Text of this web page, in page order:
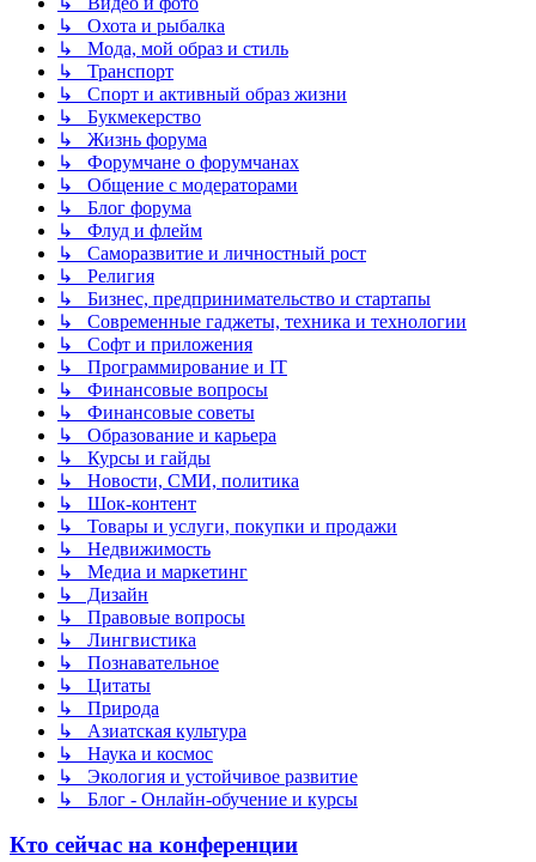
↳ Охота и рыбалка
↳ Мода, мой образ и стиль
↳ Транспорт
↳ Спорт и активный образ жизни
↳ Букмекерство
↳ Жизнь форума
↳ Форумчане о форумчанах
↳ Общение с модераторами
↳ Блог форума
↳ Флуд и флейм
↳ Саморазвитие и личностный рост
↳ Религия
↳ Бизнес, предпринимательство и стартапы
↳ Современные гаджеты, техника и технологии
↳ Софт и приложения
↳ Программирование и IT
↳ Финансовые вопросы
↳ Финансовые советы
↳ Образование и карьера
↳ Курсы и гайды
↳ Новости, СМИ, политика
↳ Шок-контент
↳ Товары и услуги, покупки и продажи
↳ Недвижимость
↳ Медиа и маркетинг
↳ Дизайн
↳ Правовые вопросы
↳ Лингвистика
↳ Познавательное
↳ Цитаты
↳ Природа
↳ Азиатская культура
↳ Наука и космос
↳ Экология и устойчивое развитие
↳ Блог - Онлайн-обучение и курсы
Кто сейчас на конференции